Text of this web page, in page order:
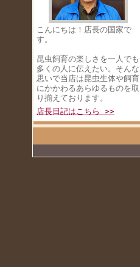
こんにちは！店長の国家で
す。
昆虫飼育の楽しさを一人でも
多くの人に伝えたい。そんな
思いで当店は昆虫生体や飼育
にかかわるあらゆるものを取
り揃えております。
店長日記はこちら >>